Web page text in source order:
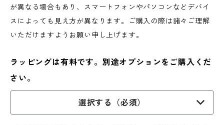
が異なる場合もあり、スマートフォンやパソコンなどデバイ
スによっても見え方が異なります。ご購入の際は諸々ご理解
いただけますようお願い申し上げます。
ラッピングは有料です。別途オプションをご購入くだ
さい。
選択する（必須）